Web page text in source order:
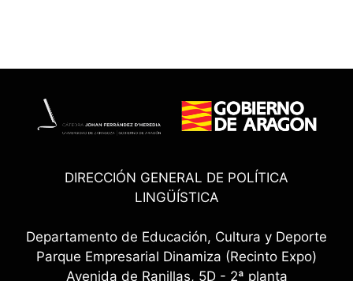
DIRECCIÓN GENERAL DE POLÍTICA
LINGÜÍSTICA
Departamento de Educación, Cultura y Deporte
Parque Empresarial Dinamiza (Recinto Expo)
Avenida de Ranillas, 5D - 2ª planta